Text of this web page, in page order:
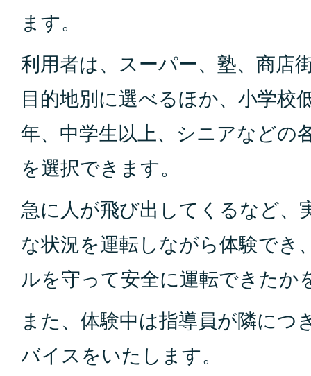
ます。
利用者は、スーパー、塾、商店
目的地別に選べるほか、小学校
年、中学生以上、シニアなどの
を選択できます。
急に人が飛び出してくるなど、
な状況を運転しながら体験でき
ルを守って安全に運転できたか
また、体験中は指導員が隣につ
バイスをいたします。